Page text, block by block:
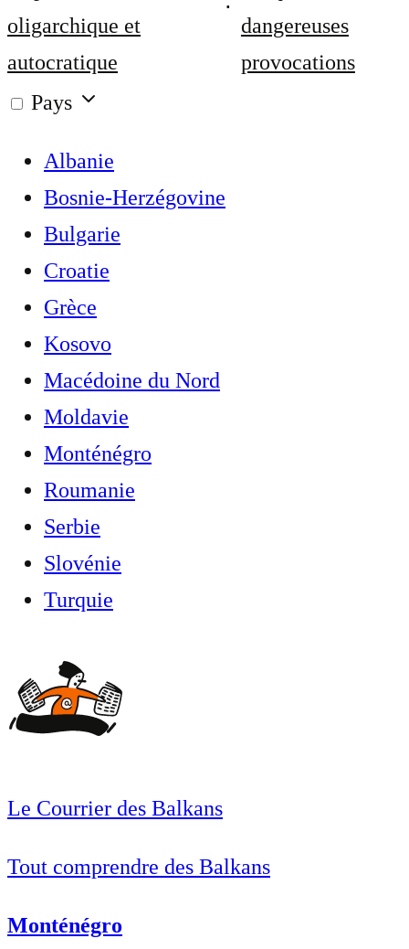
oligarchique et
autocratique
dangereuses
provocations
Pays
Albanie
Bosnie-Herzégovine
Bulgarie
Croatie
Grèce
Kosovo
Macédoine du Nord
Moldavie
Monténégro
Roumanie
Serbie
Slovénie
Turquie
Le Courrier des Balkans
Tout comprendre des Balkans
Monténégro